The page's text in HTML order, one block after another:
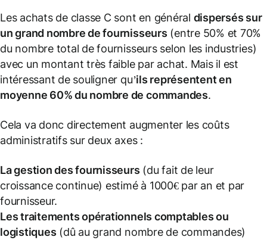
Les achats de classe C sont en général dispersés sur
un grand nombre de fournisseurs (entre 50% et 70%
du nombre total de fournisseurs selon les industries)
avec un montant très faible par achat. Mais il est
intéressant de souligner qu’ils représentent en
moyenne 60% du nombre de commandes.
Cela va donc directement augmenter les coûts
administratifs sur deux axes :
La gestion des fournisseurs (du fait de leur
croissance continue) estimé à 1000€ par an et par
fournisseur.
Les traitements opérationnels comptables ou
logistiques (dû au grand nombre de commandes)